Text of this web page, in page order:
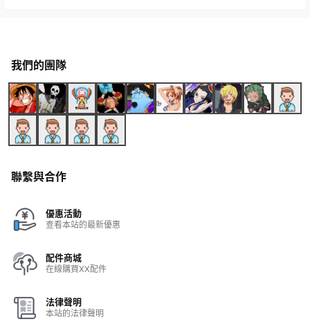
我們的團隊
聯繫與合作
優惠活動
查看本站的最新優惠
配件商城
在線購買XX配件
法律聲明
本站的法律聲明